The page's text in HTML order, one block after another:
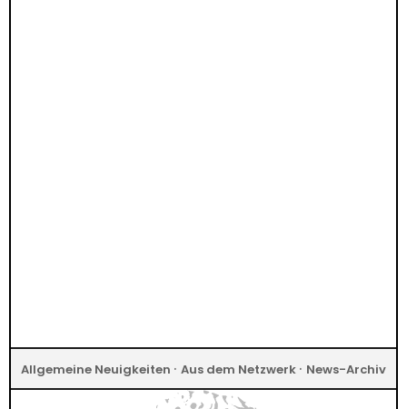
Allgemeine Neuigkeiten · Aus dem Netzwerk · News-Archiv